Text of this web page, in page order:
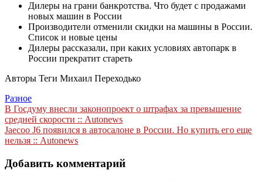
Дилеры на грани банкротства. Что будет с продажами
новых машин в России
Производители отменили скидки на машины в России.
Список и новые цены
Дилеры рассказали, при каких условиях автопарк в
России прекратит стареть
Авторы Теги Михаил Переходько
Разное
Навигация
по
записям
В Госдуму внесли законопроект о штрафах за превышение
средней скорости :: Autonews
Jaecoo J6 появился в автосалоне в России. Но купить его еще
нельзя :: Autonews
Добавить комментарий